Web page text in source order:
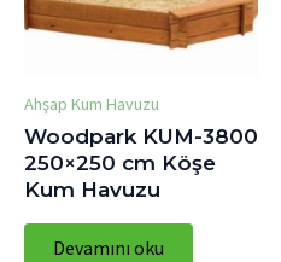
Ahşap Kum Havuzu
Woodpark KUM-3800
250×250 cm Köşe
Kum Havuzu
Devamını oku